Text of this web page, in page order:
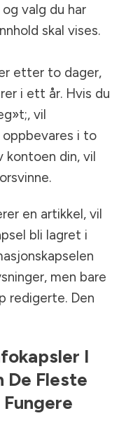
valg du har
skal vises.
etter to dager,
i ett år. Hvis du
vil
oppbevares i to
kontoen din, vil
en artikkel, vil
bli lagret i
men bare
redigerte. Den
I
De Fleste